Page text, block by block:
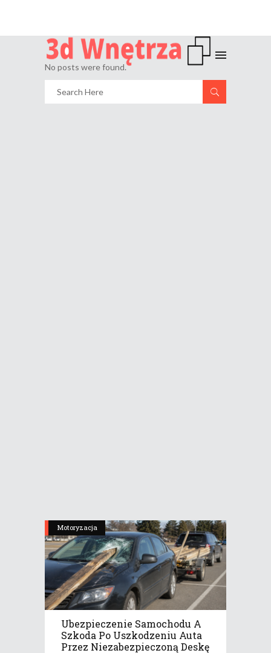
No posts were found.
Motoryzacja
Ubezpieczenie Samochodu A
Szkoda Po Uszkodzeniu Auta
Przez Niezabezpieczoną Deskę